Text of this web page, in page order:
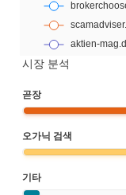
시장 분석
곧장
오가닉 검색
기타